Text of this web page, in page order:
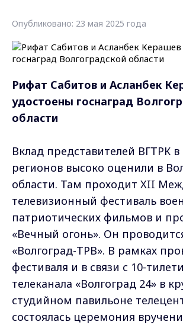
Опубликовано: 23 мая 2025 года
Рифат Сабитов и Асланбек
удостоены госнаград
области
Вклад представителей ВГТРК в
регионов высоко оценили в
области. Там проходит XII
телевизионный фестиваль
патриотических фильмов и
«Вечный огонь». Он
«Волгоград-ТРВ». В рамках
фестиваля и в связи с 10-
телеканала «Волгоград 24» в
студийном павильоне
состоялась церемония